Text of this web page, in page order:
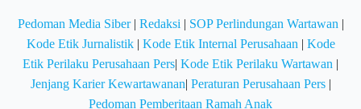
Pedoman Media Siber| Redaksi | SOP Perlindungan Wartawan |
Kode Etik Jurnalistik| Kode Etik Internal Perusahaan | Kode
Etik Perilaku Perusahaan Pers| Kode Etik Perilaku Wartawan |
Jenjang Karier Kewartawanan| Peraturan Perusahaan Pers|
Pedoman Pemberitaan Ramah Anak